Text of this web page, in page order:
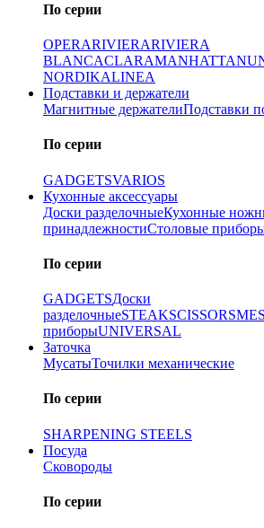
По серии
OPERARIVIERARIVIERA
BLANCACLARAMANHATTAN
NORDIKALINEA
Подставки и держатели
Магнитные держателиПодставки
По серии
GADGETSVARIOS
Кухонные аксессуары
Доски разделочныеКухонные
принадлежностиСтоловые
По серии
GADGETSДоски
разделочныеSTEAKSCISSORS
приборыUNIVERSAL
Заточка
МусатыТочилки механические
По серии
SHARPENING STEELS
Посуда
Сковороды
По серии